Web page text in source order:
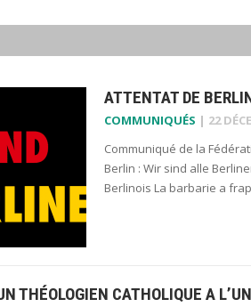
ATTENTAT DE
COMMUNIQUÉS | 22
Communiqué de la
Berlin : Wir sind alle
Berlinois La barbarie a
THÉOLOGIEN CATHOLIQUE A